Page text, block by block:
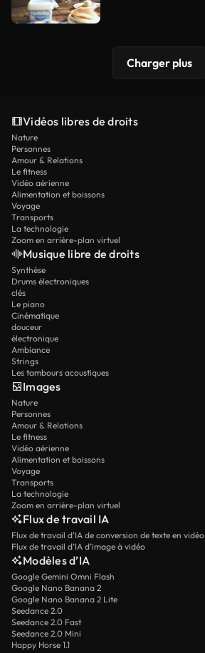
Charger plus
Vidéos libres de droits
Nature
Personnes
Amour & Relations
Le fitness
Vidéo aérienne
Alimentation et boissons
Voyage
Transports
La technologie
Zoom en arrière-plan virtuel
Musique libre de droits
Synthèse
Drums électroniques
clés
Le piano
Cinématique
douceur
électronique
Ambiance
Strings
Les tambours acoustiques
Images
Nature
Personnes
Amour & Relations
Le fitness
Vidéo aérienne
Alimentation et boissons
Voyage
Transports
La technologie
Zoom en arrière-plan virtuel
Flux de travail IA
Flux de travail d’IA de conversion de texte en vidéo
Flux de travail d’IA d’image à vidéo
Modèles d’IA
Google Gemini Omni Flash
Google Nano Banana 2
Google Nano Banana 2 Lite
Seedance 2.0
Seedance 2.0 Fast
Seedance 2.0 Mini
Happy Horse 1.1